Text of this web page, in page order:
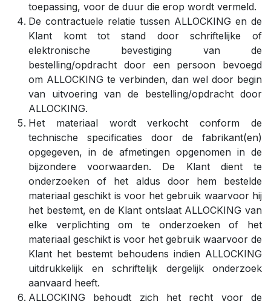
toepassing, voor de duur die erop wordt vermeld.
De contractuele relatie tussen ALLOCKING en de
Klant komt tot stand door schriftelijke of
elektronische bevestiging van de
bestelling/opdracht door een persoon bevoegd
om ALLOCKING te verbinden, dan wel door begin
van uitvoering van de bestelling/opdracht door
ALLOCKING.
Het materiaal wordt verkocht conform de
technische specificaties door de fabrikant(en)
opgegeven, in de afmetingen opgenomen in de
bijzondere voorwaarden. De Klant dient te
onderzoeken of het aldus door hem bestelde
materiaal geschikt is voor het gebruik waarvoor hij
het bestemt, en de Klant ontslaat ALLOCKING van
elke verplichting om te onderzoeken of het
materiaal geschikt is voor het gebruik waarvoor de
Klant het bestemt behoudens indien ALLOCKING
uitdrukkelijk en schriftelijk dergelijk onderzoek
aanvaard heeft.
ALLOCKING behoudt zich het recht voor de